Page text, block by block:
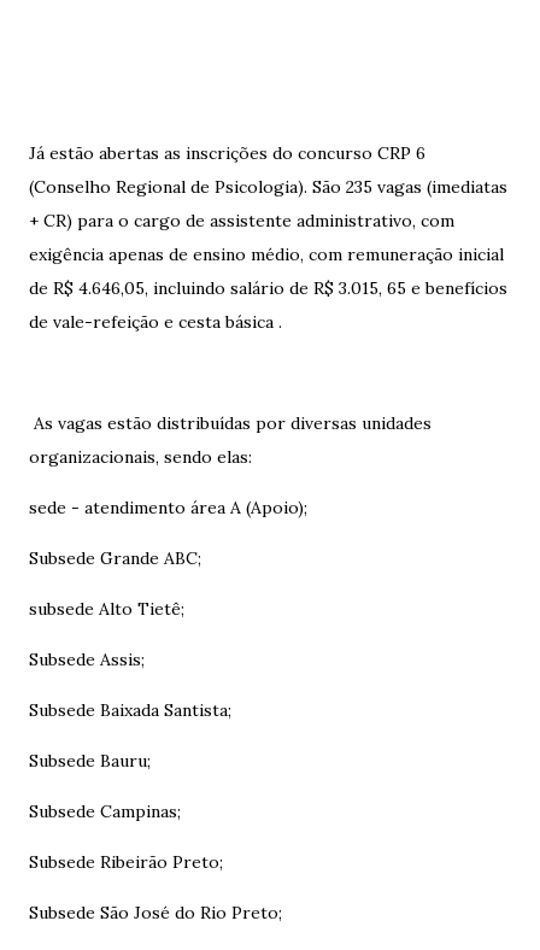
Já estão abertas as inscrições do concurso CRP 6
(Conselho Regional de Psicologia). São 235 vagas (imediatas
+ CR) para o cargo de assistente administrativo, com
exigência apenas de ensino médio, com remuneração inicial
de R$ 4.646,05, incluindo salário de R$ 3.015, 65 e benefícios
de vale-refeição e cesta básica .
As vagas estão distribuídas por diversas unidades
organizacionais, sendo elas:
sede - atendimento área A (Apoio);
Subsede Grande ABC;
subsede Alto Tietê;
Subsede Assis;
Subsede Baixada Santista;
Subsede Bauru;
Subsede Campinas;
Subsede Ribeirão Preto;
Subsede São José do Rio Preto;